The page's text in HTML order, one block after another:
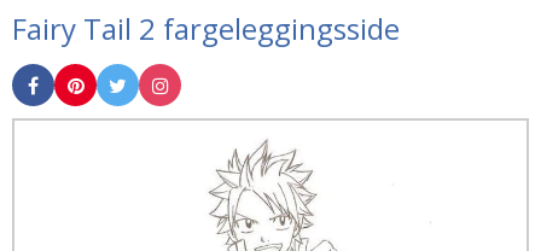
Fairy Tail 2 fargeleggingsside